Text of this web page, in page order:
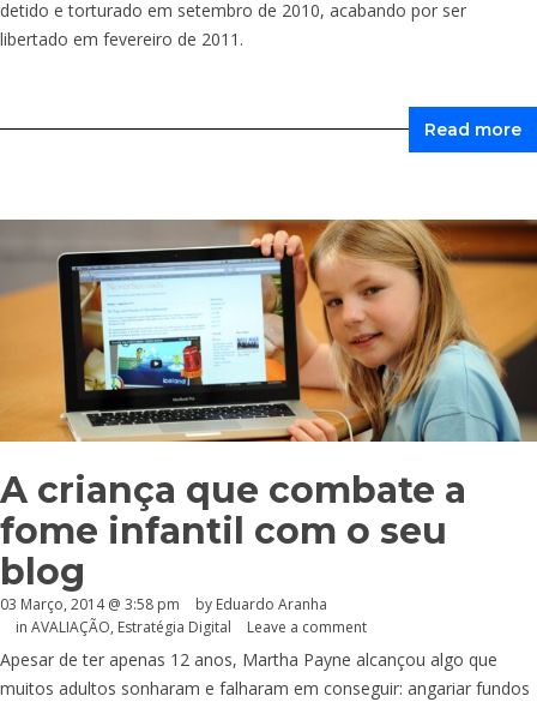
detido e torturado em setembro de 2010, acabando por ser
libertado em fevereiro de 2011.
Read more
A criança que combate a
fome infantil com o seu
blog
03 Março, 2014 @ 3:58 pm by Eduardo Aranha
in AVALIAÇÃO, Estratégia Digital Leave a comment
Apesar de ter apenas 12 anos, Martha Payne alcançou algo que
muitos adultos sonharam e falharam em conseguir: angariar fundos